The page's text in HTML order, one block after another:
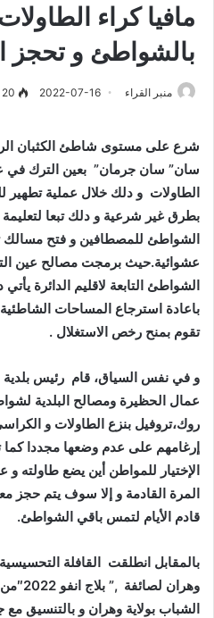
مافيا كراء
بالشواطئ و تحجز
منبر القراء 2022-07-16
20
شرع على مستوى شاطئ الكثبان
سان” سان جرمان” بعين الترك في
الطاولات و دلك خلال عملية تطهير
بطرق غير شرعية و دلك تبعا لتعليمة
الشواطئ للمصطافين و فتح مسالك
عشوائية.حيث برمجت مصالح عين
الشواطئ التابعة لاقليم الدائرة
باعادة استرجاع المساحات الشاطئية
تقوم بمنح رخص الاستغلال .
و في نفس السياق، قام رئيس بلدية
عمال الحظيرة ومصالح البلدية
روك،تروفيل بنزع الطاولات و
إرغامهم على عدم وضعها مجددا كما
الإختيار للمواطن أين يضع طاولته
المرة القادمة و إلا سوف يتم حجز
قادم الأيام لتمس باقي الشواطئ.
بالمقابل انطلقت القافلة
وهران
الشباب بولاية وهران و بالتنسيق مع